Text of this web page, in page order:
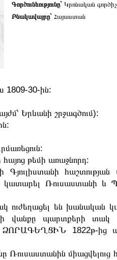
Գործունեությունը` Կրոնական գործիչ
Բնակավայրը` Հայաստան
1809-30-ին:
Երևանի շրջագծում):
թեմի առաջնորդ:
Գյուլիստանի հաշտության
է կատարել Ռուսաստանի և
ուժեղացել են խանական
վանքը պարտքերի տակ
1822թ-ից
Ռուսաստանին